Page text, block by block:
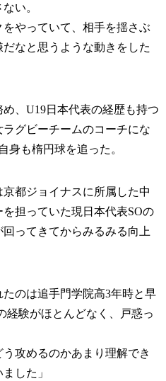
い。
をやっていて、相手を揺さぶ
なと思うような動きをした
、U19日本代表の経歴も持つ
グビーチームのコーチにな
身も楕円球を追った。
都ジョイナスに所属した中
担っていた現日本代表SOの
ってきてからみるみる向上
のは追手門学院高3年時と早
経験がほとんどなく、戸惑っ
う攻めるのかあまり理解でき
した」